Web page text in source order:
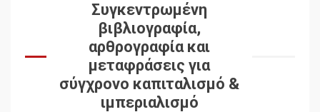
Συγκεντρωμένη
βιβλιογραφία,
αρθρογραφία και
μεταφράσεις για
σύγχρονο καπιταλισμό &
ιμπεριαλισμό